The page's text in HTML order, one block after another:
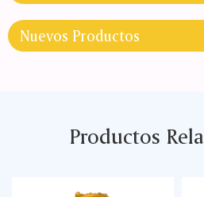
Nuevos Productos
Productos